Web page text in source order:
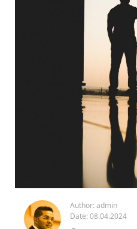
Author: admin
Date: 08.04.2024